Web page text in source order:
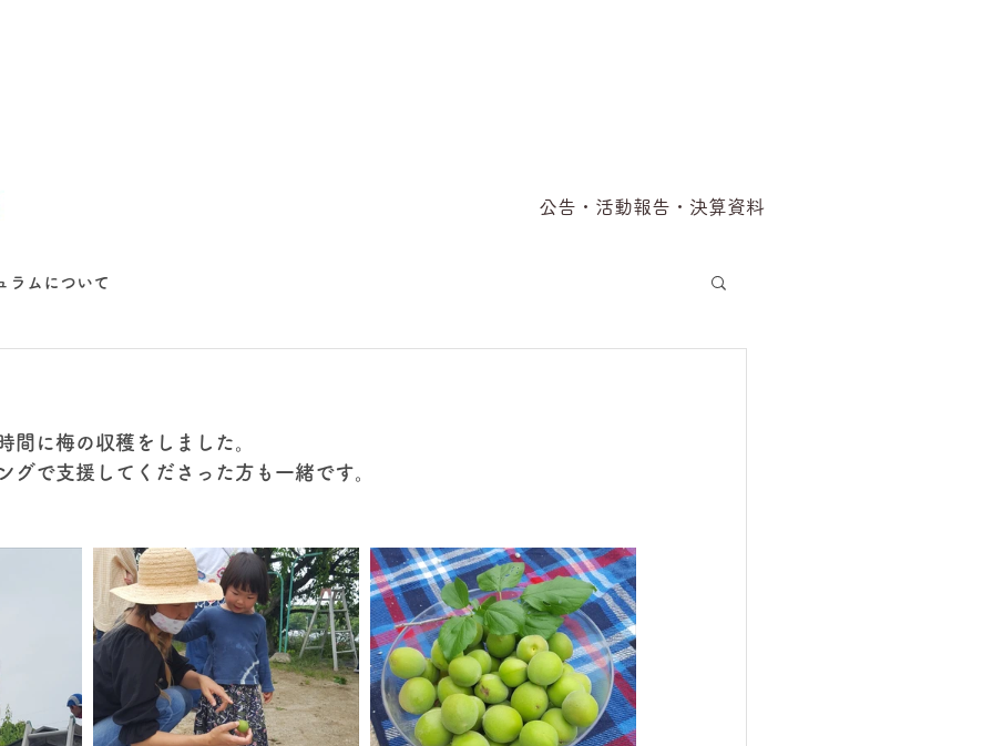
公告・活動報告・決算資料
ラムについて
間に梅の収穫をしました。
グで支援してくださった方も一緒です。